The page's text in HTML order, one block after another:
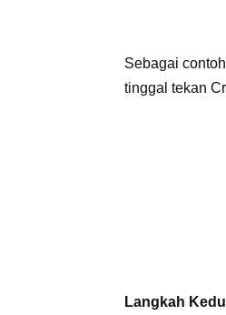
Sebagai
tinggal tekan
Langkah